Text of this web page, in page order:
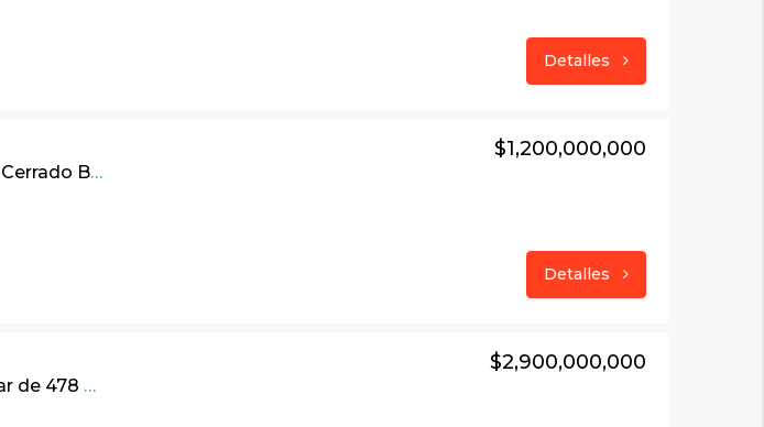
Detalles
Linda casa de 380m2 en Conjunto Cerrado Bosques de La Calera-Cund
$1,200,000,000
Detalles
Linda casa campestre Jaime Bolívar de 478 m2 en El Hato – La Calera
$2,900,000,000